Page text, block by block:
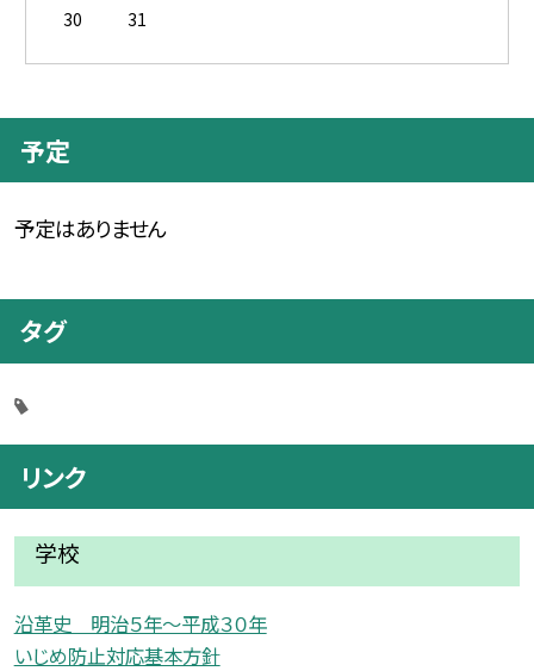
30
31
予定
予定はありません
タグ
リンク
学校
沿革史 明治５年〜平成３０年
いじめ防止対応基本方針